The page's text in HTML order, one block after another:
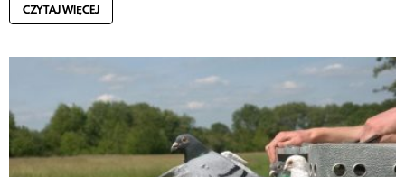
CZYTAJ WIĘCEJ